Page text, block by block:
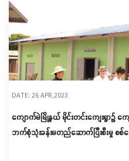
DATE: 26 APR,2023
ကျောက်မဲမြို့နယ် မိုင်းတင်းကျေးရွာ၌ ကျ
ဘက်စုံသုံးခန်းမတည်ဆောက်ပြီးစီးမှု စစ်